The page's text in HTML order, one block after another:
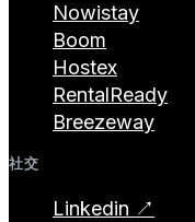
Nowistay
Boom
Hostex
RentalReady
Breezeway
社交
Linkedin ↗